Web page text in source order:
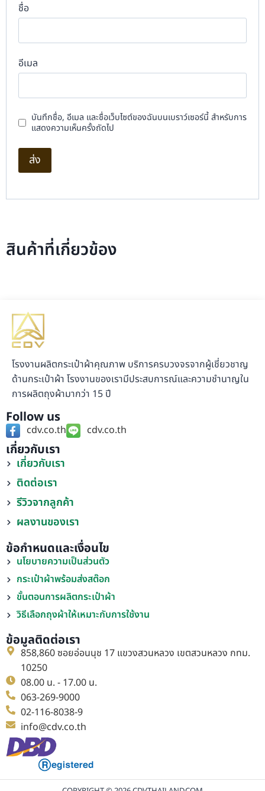
ชื่อ
อีเมล
บันทึกชื่อ, อีเมล และชื่อเว็บไซต์ของฉันบนเบราว์เซอร์นี้ สำหรับการ
แสดงความเห็นครั้งถัดไป
สินค้าที่เกี่ยวข้อง
โรงงานผลิตกระเป๋าผ้าคุณภาพ บริการครบวงจรจากผู้เชี่ยวชาญ
ด้านกระเป๋าผ้า โรงงานของเรามีประสบการณ์และความชำนาญใน
การผลิตถุงผ้ามากว่า 15 ปี
Follow us
cdv.co.th cdv.co.th
เกี่ยวกับเรา
เกี่ยวกับเรา
ติดต่อเรา
รีวิวจากลูกค้า
ผลงานของเรา
ข้อกำหนดและเงื่อนไข
นโยบายความเป็นส่วนตัว
กระเป๋าผ้าพร้อมส่งสต๊อก
ขั้นตอนการผลิตกระเป๋าผ้า
วิธีเลือกถุงผ้าให้เหมาะกับการใช้งาน
ข้อมูลติดต่อเรา
858,860 ซอยอ่อนนุช 17 แขวงสวนหลวง เขตสวนหลวง กทม.
10250
08.00 น. - 17.00 น.
063-269-9000
02-116-8038-9
info@cdv.co.th